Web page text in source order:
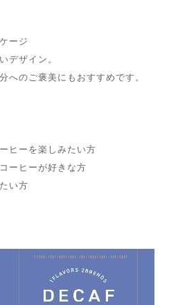
ージ
デザイン。
へのご褒美にもおすすめです。
ヒーを楽しみたい方
ーヒーが好きな方
い方